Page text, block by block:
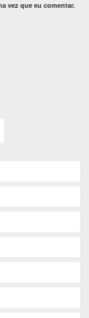
vez que eu comentar.